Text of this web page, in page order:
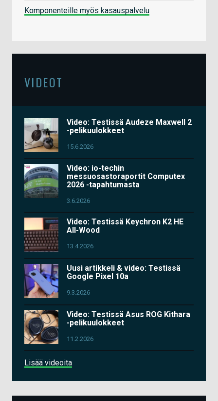
Komponenteille myös kasauspalvelu
VIDEOT
Video: Testissä Audeze Maxwell 2
-pelikuulokkeet
15.6.2026
Video: io-techin
messuosastoraportit Computex
2026 -tapahtumasta
3.6.2026
Video: Testissä Keychron K2 HE
All-Wood
13.4.2026
Uusi artikkeli & video: Testissä
Google Pixel 10a
9.3.2026
Video: Testissä Asus ROG Kithara
-pelikuulokkeet
11.2.2026
Lisää videoita